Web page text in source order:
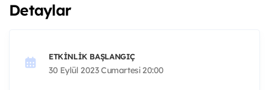
Detaylar
ETKINLIK BAŞLANGIÇ
30 Eylül 2023 Cumartesi 20:00